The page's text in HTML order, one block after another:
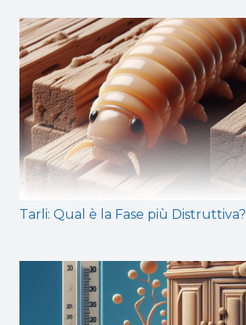
Tarli: Qual è la Fase più Distruttiva?